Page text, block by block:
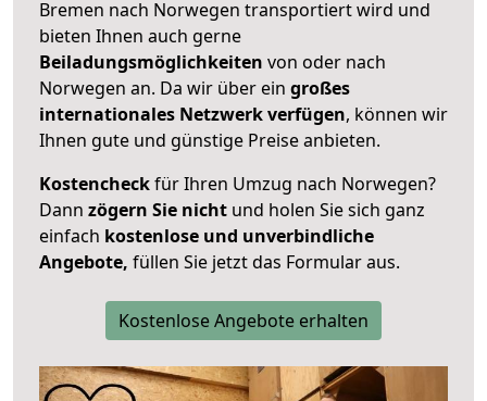
Bremen nach Norwegen transportiert wird und
bieten Ihnen auch gerne
Beiladungsmöglichkeiten von oder nach
Norwegen an. Da wir über ein großes
internationales Netzwerk verfügen, können wir
Ihnen gute und günstige Preise anbieten.
Kostencheckfür Ihren Umzug nach Norwegen?
Dann zögern Sie nicht und holen Sie sich ganz
einfach kostenlose und unverbindliche
Angebote, füllen Sie jetzt das Formular aus.
Kostenlose Angebote erhalten